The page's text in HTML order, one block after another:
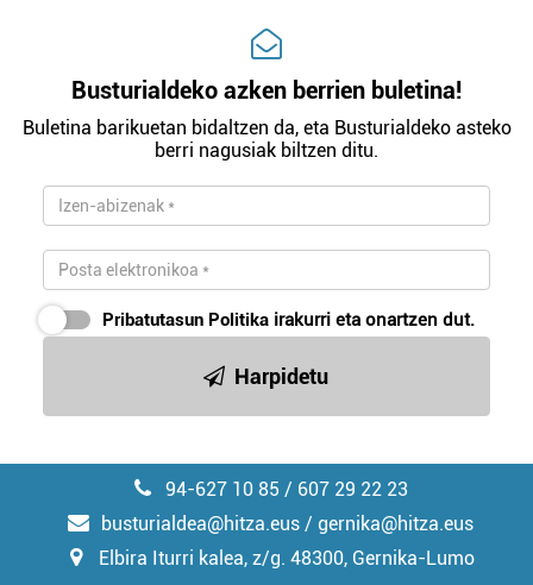
Busturialdeko azken berrien buletina!
Buletina barikuetan bidaltzen da, eta Busturialdeko asteko
berri nagusiak biltzen ditu.
Pribatutasun Politika irakurri eta onartzen dut.
Harpidetu
94-627 10 85 / 607 29 22 23
busturialdea@hitza.eus / gernika@hitza.eus
Elbira Iturri kalea, z/g. 48300, Gernika-Lumo